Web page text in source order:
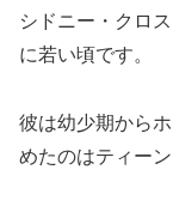
シドニー・クロ
に若い頃です。
彼は幼少期から
めたのはティー